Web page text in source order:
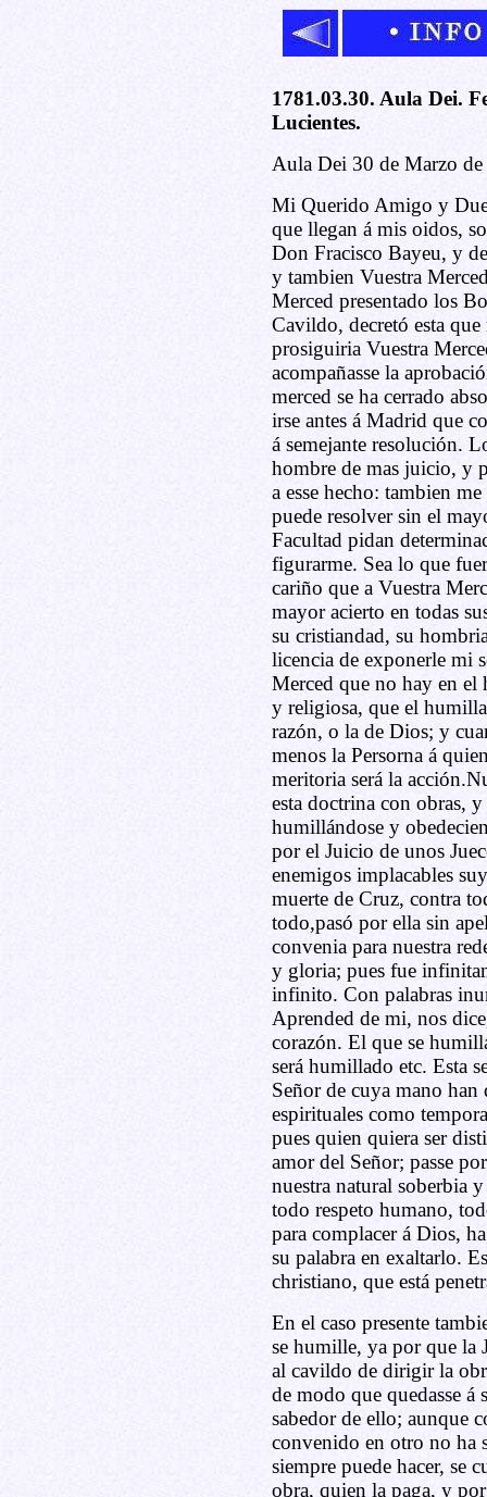
1781.03.30. Aula Dei.
Lucientes.
Aula Dei 30 de Marzo
Mi Querido Amigo y
que llegan á mis oidos,
Don Fracisco Bayeu, y
y tambien Vuestra
Merced presentado los
Cavildo, decretó esta
prosiguiria Vuestra
acompañasse la
merced se ha cerrado
irse antes á Madrid que
á semejante resolución.
hombre de mas juicio, y
a esse hecho: tambien
puede resolver sin el
Facultad pidan
figurarme. Sea lo que
cariño que a Vuestra
mayor acierto en todas
su cristiandad, su
licencia de exponerle mi
Merced que no hay en el
y religiosa, que el
razón, o la de Dios; y
menos la Persorna á
meritoria será la
esta doctrina con obras,
humillándose y
por el Juicio de unos
enemigos implacables
muerte de Cruz, contra
todo,pasó por ella sin
convenia para nuestra
y gloria; pues fue
infinito. Con palabras
Aprended de mi, nos
corazón. El que se
será humillado etc. Esta
Señor de cuya mano han
espirituales como
pues quien quiera ser
amor del Señor; passe
nuestra natural soberbia
todo respeto humano,
para complacer á Dios,
su palabra en exaltarlo.
christiano, que está
En el caso presente
se humille, ya por que la
al cavildo de dirigir la
de modo que quedasse á
sabedor de ello; aunque
convenido en otro no ha
siempre puede hacer, se
obra, quien la paga, y